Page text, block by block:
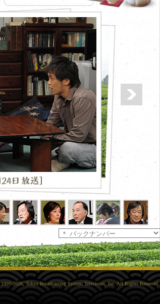
1995-2026, Tokyo Broadcasting System Television, Inc. All Rights Reserved.